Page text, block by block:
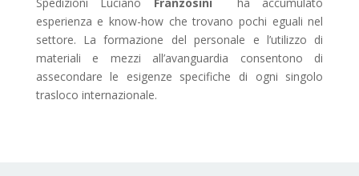
esperienza e know-how che trovano pochi eguali nel
settore. La formazione del personale e l’utilizzo di
materiali e mezzi all’avanguardia consentono di
assecondare le esigenze specifiche di ogni singolo
trasloco internazionale.